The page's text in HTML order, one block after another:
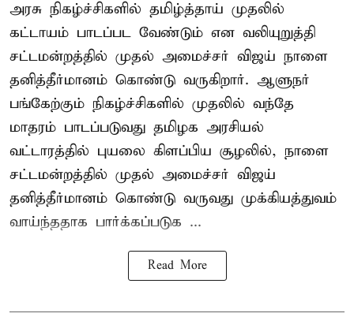
அரசு நிகழ்ச்சிகளில் தமிழ்த்தாய் முதலில்
கட்டாயம் பாடப்பட வேண்டும் என வலியுறுத்தி
சட்டமன்றத்தில் முதல் அமைச்சர் விஜய் நாளை
தனித்தீர்மானம் கொண்டு வருகிறார். ஆளுநர்
பங்கேற்கும் நிகழ்ச்சிகளில் முதலில் வந்தே
மாதரம் பாடப்படுவது தமிழக அரசியல்
வட்டாரத்தில் புயலை கிளப்பிய சூழலில், நாளை
சட்டமன்றத்தில் முதல் அமைச்சர் விஜய்
தனித்தீர்மானம் கொண்டு வருவது முக்கியத்துவம்
வாய்ந்ததாக பார்க்கப்படுக ...
Read More